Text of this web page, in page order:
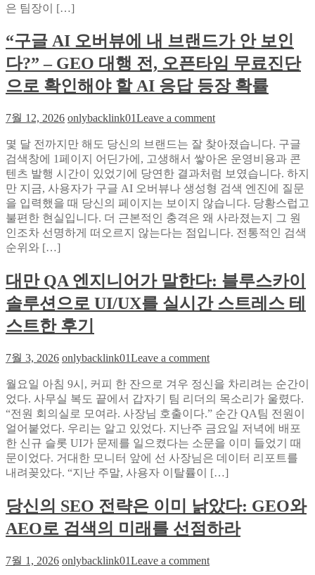
전
피
로
관
리
새
로
운
기
준
텐
츠
가
안
뜨
진
짜
이
유:
질
문
의
도
답
변
구
은 팀장이 […]
“구글 AI 오버뷰에 내 브랜드가 안 보인
다?” – GEO 대행 전, 오픈타임 무료진단
으로 확인해야 할 AI 응답 등장 확률
7월 12, 2026 onlybacklink01Leave a commenton
글
AI
오
버
뷰
에
내
드
가
안
대
행
전,
오
픈
타
임
료
진
단
몇 달 전까지만 해도 당신의 브랜드는 잘 찾아졌습니다. 구글
검색창에 1페이지 어딘가에, 고생해서 쌓아온 운영비용과 콘
텐츠 발행 시간이 있었기에 당연한 결과처럼 보였습니다. 하지
만 지금, 사용자가 구글 AI 오버뷰나 생성형 검색 엔진에 질문
을 입력했을 때 당신의 페이지는 보이지 않습니다. 당황스럽고
불편한 현실입니다. 더 근본적인 충격은 왜 사라졌는지 그 원
인조차 선명하게 떠오르지 않는다는 점입니다. 전통적인 검색
순위와 […]
대만 QA 엔지니어가 말한다: 블루스카이
솔루션으로 UI/UX를 실시간 스트레스 테
스트한 후기
7월 3, 2026 onlybacklink01Leave a commenton
만
QA
엔
지
니
어
가
한
다:
블
스
월요일 아침 9시, 커피 한 잔으로 겨우 정신을 차리려는 순간이
었다. 사무실 복도 끝에서 갑자기 팀 리더의 목소리가 울렸다.
“전원 회의실로 모여라. 사장님 호출이다.” 순간 QA팀 전원이
얼어붙었다. 우리는 알고 있었다. 지난주 금요일 저녁에 배포
한 신규 슬롯 UI가 문제를 일으켰다는 소문을 이미 들었기 때
문이었다. 거대한 모니터 앞에 선 사장님은 데이터 리포트를
내려꽂았다. “지난 주말, 사용자 이탈률이 […]
당신의 SEO 전략은 이미 낡았다: GEO와
AEO로 검색의 미래를 선점하라
7월 1, 2026 onlybacklink01Leave a commenton